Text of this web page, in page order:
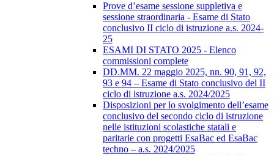
Prove d’esame sessione suppletiva e
sessione straordinaria - Esame di Stato
conclusivo II ciclo di istruzione a.s. 2024-
25
ESAMI DI STATO 2025 - Elenco
commissioni complete
DD.MM. 22 maggio 2025, nn. 90, 91, 92,
93 e 94 – Esame di Stato conclusivo del II
ciclo di istruzione a.s. 2024/2025
Disposizioni per lo svolgimento dell’esame
conclusivo del secondo ciclo di istruzione
nelle istituzioni scolastiche statali e
paritarie con progetti EsaBac ed EsaBac
techno – a.s. 2024/2025